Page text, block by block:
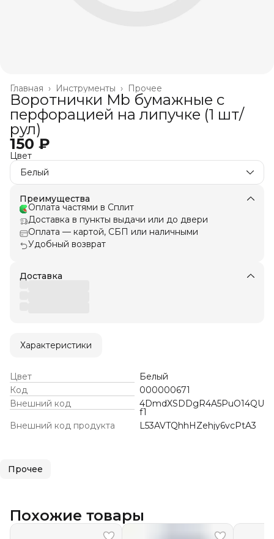
Прочее
Инструменты ›
Главная ›
Воротнички Mb бумажные с
перфорацией на липучке (1 шт/
рул)
150 ₽
Цвет
Белый
Преимущества
Оплата частями в Сплит
Доставка в пункты выдачи или до двери
Оплата — картой, СБП или наличными
Удобный возврат
Доставка
Характеристики
Цвет
Белый
Код
000000671
Внешний код
4DmdXSDDgR4A5PuO14QU
f1
Внешний код продукта
L53AVTQhhHZehjy6vcPtA3
Прочее
Похожие товары